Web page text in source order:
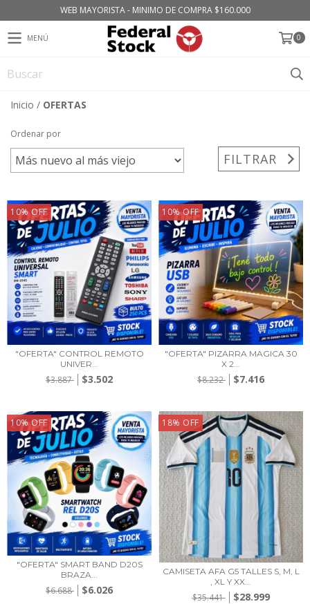
WEB MAYORISTA - MINIMO DE COMPRA $160.000
MENÚ 0
Inicio / OFERTAS
Ordenar por
FILTRAR
10%OFF
"OFERTA" CONTROL REMOTO
UNIVER...
$3.887 $3.502
10%OFF
"OFERTA" PIZARRA MAGICA 30
X 2...
$8.232 $7.416
10%OFF
"OFERTA" SMART BAND D20S
BRAZA...
$6.688 $6.026
18% OFF
CAMISETA AFA G5 TALLES S, M, L
, XL Y XX...
$35.441 $28.999